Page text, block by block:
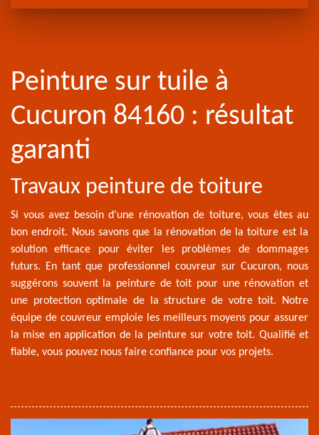
Peinture sur tuile à
Cucuron 84160 : résultat
garanti
Travaux peinture de toiture
Si vous avez besoin d'une rénovation de toiture, vous êtes au
bon endroit. Nous savons que la rénovation de la toiture est la
solution efficace pour éviter les problèmes de dommages
futurs. En tant que professionnel couvreur sur Cucuron, nous
suggérons souvent la peinture de toit pour une rénovation et
une protection optimale de la structure de votre toit. Notre
équipe de couvreur emploie les meilleurs moyens pour assurer
la mise en application de la peinture sur votre toit. Qualifié et
fiable, vous pouvez nous faire confiance pour vos projets.